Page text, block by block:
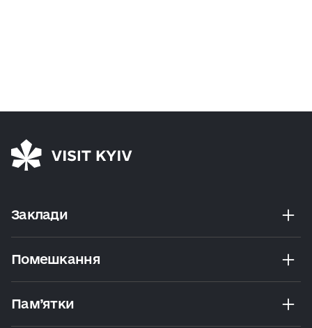
Заклади
Помешкання
Пам’ятки